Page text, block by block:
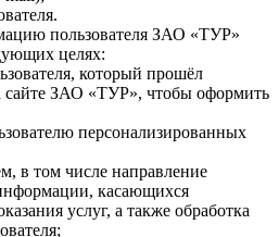
пользователя ЗАО «ТУР»
целях:
который прошёл
сайте ЗАО «ТУР», чтобы оформить
персонализированных
в том числе направление
касающихся
услуг, а также обработка